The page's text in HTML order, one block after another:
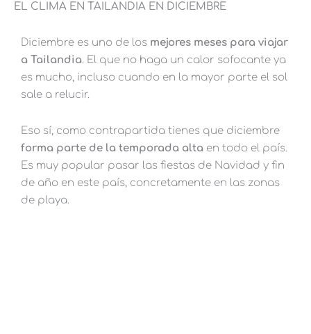
EL CLIMA EN TAILANDIA EN DICIEMBRE
Diciembre es uno de los mejores meses para viajar
a Tailandia. El que no haga un calor sofocante ya
es mucho, incluso cuando en la mayor parte el sol
sale a relucir.
Eso sí, como contrapartida tienes que diciembre
forma parte de la temporada alta en todo el país.
Es muy popular pasar las fiestas de Navidad y fin
de año en este país, concretamente en las zonas
de playa.